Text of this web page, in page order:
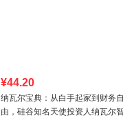
¥44.20
纳瓦尔宝典：从白手起家到财务
由，硅谷知名天使投资人纳瓦尔